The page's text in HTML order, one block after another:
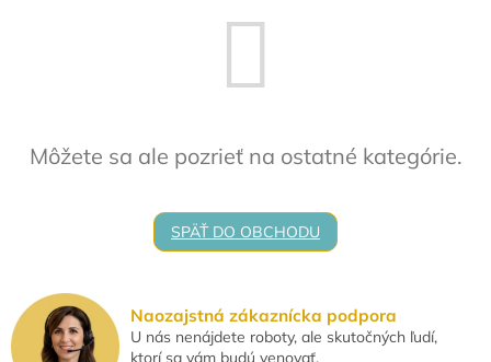
Môžete sa ale pozrieť na ostatné kategórie.
SPÄŤ DO OBCHODU
Naozajstná zákaznícka podpora
U nás nenájdete roboty, ale skutočných ľudí,
ktorí sa vám budú venovať.